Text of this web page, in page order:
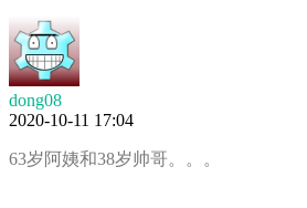
dong08
2020-10-11 17:04
63岁阿姨和38岁帅哥。。。